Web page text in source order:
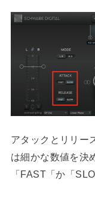
アタックとリリー
は細かな数値を決
「FAST「か「